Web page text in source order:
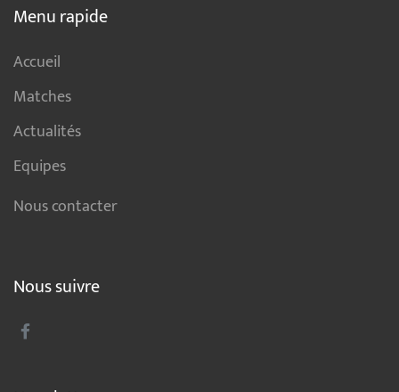
Menu rapide
Accueil
Matches
Actualités
Equipes
Nous contacter
Nous suivre